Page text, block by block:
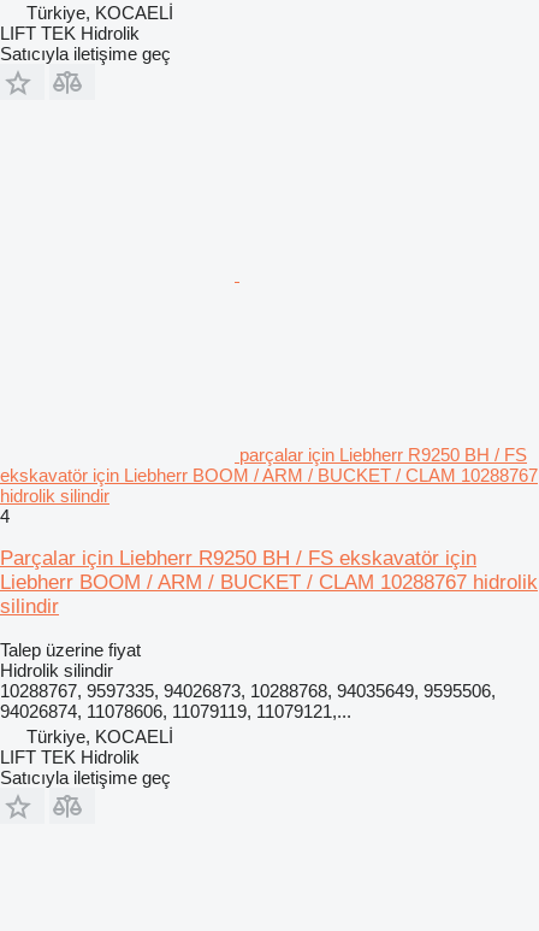
Türkiye, KOCAELİ
LIFT TEK Hidrolik
Satıcıyla iletişime geç
parçalar için Liebherr R9250 BH / FS
ekskavatör için Liebherr BOOM / ARM / BUCKET / CLAM 10288767
hidrolik silindir
4
Parçalar için Liebherr R9250 BH / FS ekskavatör için
Liebherr BOOM / ARM / BUCKET / CLAM 10288767 hidrolik
silindir
Talep üzerine fiyat
Hidrolik silindir
10288767, 9597335, 94026873, 10288768, 94035649, 9595506,
94026874, 11078606, 11079119, 11079121,...
Türkiye, KOCAELİ
LIFT TEK Hidrolik
Satıcıyla iletişime geç